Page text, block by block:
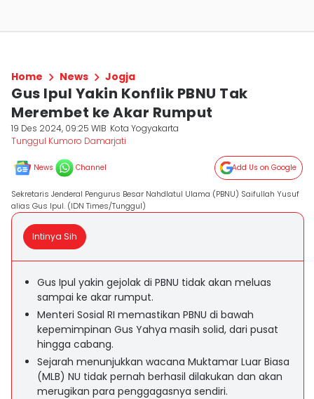
Home News Jogja
Gus Ipul Yakin Konflik PBNU Tak
Merembet ke Akar Rumput
19 Des 2024, 09:25 WIB Kota Yogyakarta
Tunggul Kumoro Damarjati
News Channel Add Us on Google
Sekretaris Jenderal Pengurus Besar Nahdlatul Ulama (PBNU) Saifullah Yusuf
alias Gus Ipul. (IDN Times/Tunggul)
Intinya Sih
Gus Ipul yakin gejolak di PBNU tidak akan meluas
sampai ke akar rumput.
Menteri Sosial RI memastikan PBNU di bawah
kepemimpinan Gus Yahya masih solid, dari pusat
hingga cabang.
Sejarah menunjukkan wacana Muktamar Luar Biasa
(MLB) NU tidak pernah berhasil dilakukan dan akan
merugikan para penggagasnya sendiri.